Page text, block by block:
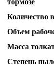
Количество
Объем
Масса
Степень